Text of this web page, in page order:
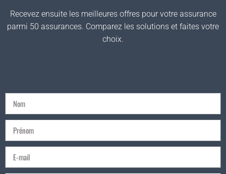
Recevez ensuite les meilleures offres pour votre assurance
parmi 50 assurances. Comparez les solutions et faites votre
choix.